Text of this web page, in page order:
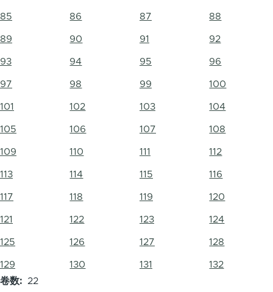
85 86 87 88
89 90 91 92
93 94 95 96
97 98 99 100
101 102 103 104
105 106 107 108
109 110 111 112
113 114 115 116
117 118 119 120
121 122 123 124
125 126 127 128
129 130 131
132
卷数
22